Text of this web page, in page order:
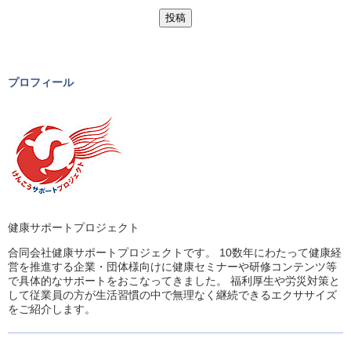
プロフィール
健康サポートプロジェクト
合同会社健康サポートプロジェクトです。 10数年にわたって健康経
営を推進する企業・団体様向けに健康セミナーや研修コンテンツ等
で具体的なサポートをおこなってきました。 福利厚生や労災対策と
して従業員の方が生活習慣の中で無理なく継続できるエクササイズ
をご紹介します。